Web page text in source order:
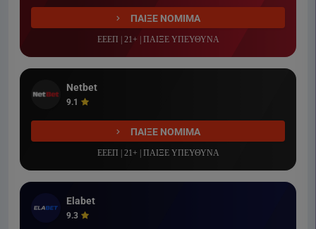
ΠΑΙΞΕ ΝΟΜΙΜΑ
ΕΕΕΠ | 21+ | ΠΑΙΞΕ ΥΠΕΥΘΥΝΑ
Netbet
9.1
ΠΑΙΞΕ ΝΟΜΙΜΑ
ΕΕΕΠ | 21+ | ΠΑΙΞΕ ΥΠΕΥΘΥΝΑ
Elabet
9.3